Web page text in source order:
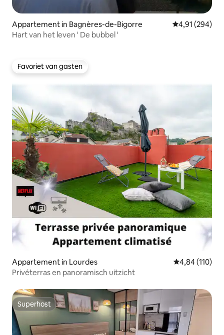
Appartement in Bagnères-de-Bigorre Gemiddelde
4,91 (294)
Hart van het leven ' De bubbel '
Favoriet van gasten
Favoriet van gasten
Appartement in Lourdes Gemiddelde
4,84 (110)
Privéterras en panoramisch uitzicht
Superhost
Superhost